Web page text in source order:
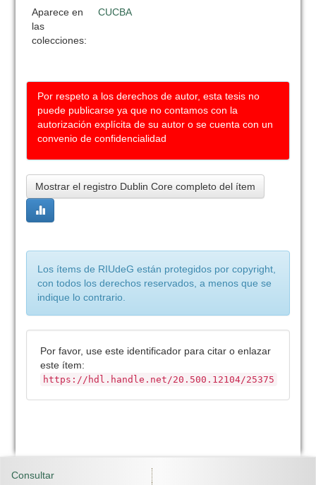
Aparece en
las
colecciones:
CUCBA
Por respeto a los derechos de autor, esta tesis no
puede publicarse ya que no contamos con la
autorización explícita de su autor o se cuenta con un
convenio de confidencialidad
Mostrar el registro Dublin Core completo del ítem
Los ítems de RIUdeG están protegidos por copyright,
con todos los derechos reservados, a menos que se
indique lo contrario.
Por favor, use este identificador para citar o enlazar
este ítem:
https://hdl.handle.net/20.500.12104/25375
Consultar